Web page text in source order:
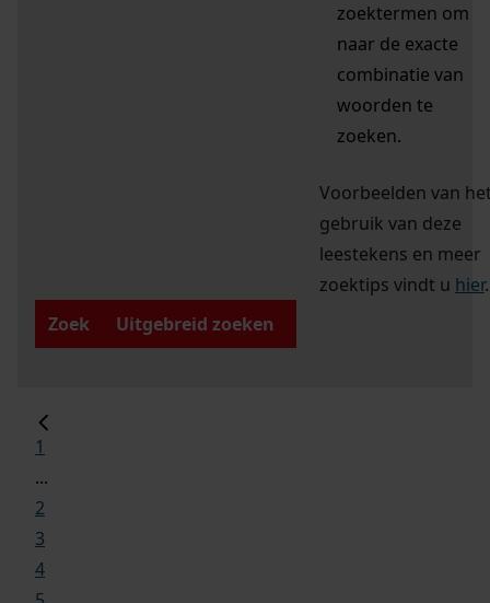
zoektermen om
naar de exacte
combinatie van
woorden te
zoeken.
Voorbeelden van
gebruik van deze
leestekens en meer
zoektips vindt u hier.
Zoek
Uitgebreid zoeken
1
...
2
3
4